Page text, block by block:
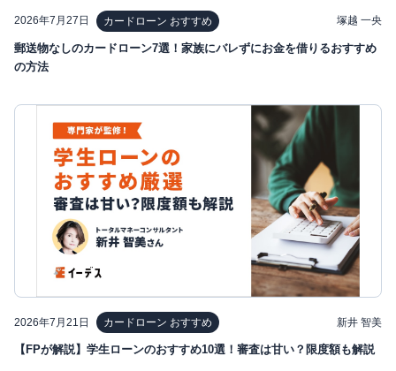
2026年7月27日 カードローン おすすめ 塚越 一央
郵送物なしのカードローン7選！家族にバレずにお金を借りるおすすめ
の方法
2026年7月21日 カードローン おすすめ 新井 智美
【FPが解説】学生ローンのおすすめ10選！審査は甘い？限度額も解説